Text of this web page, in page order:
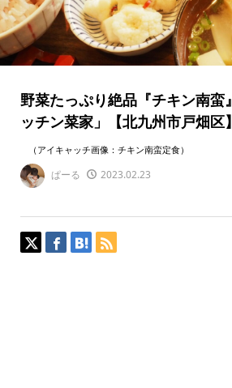
野菜たっぷり絶品『チキン南蛮
ッチン菜家」【北九州市戸畑区】
（アイキャッチ画像：チキン南蛮定食）
ぱーる 2023.02.23